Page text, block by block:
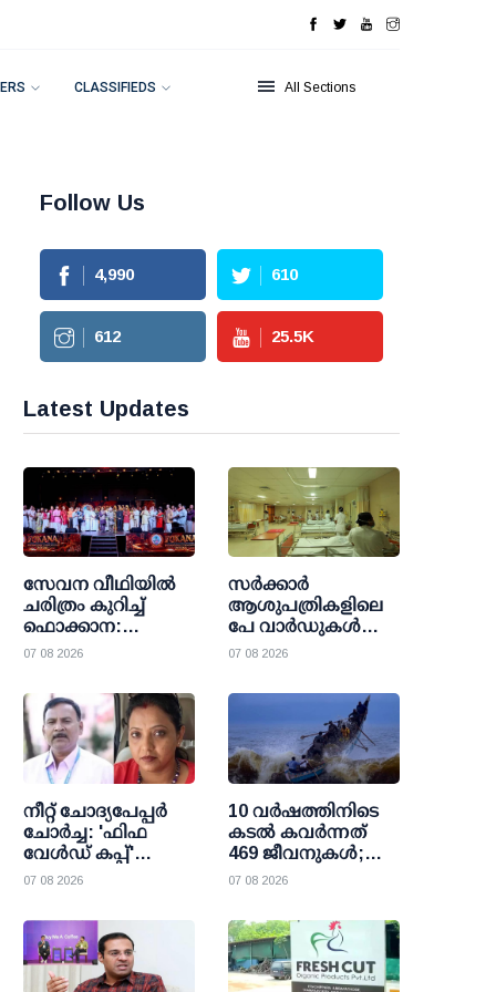
CLASSIFIEDS All Sections
Follow Us
4,990 610
612 25.5K
Latest Updates
സേവന വീഥിയില്‍
ചരിത്രം കുറിച്ച്
ഫൊക്കാന:
കല്‍ഹാരിയില്‍
പുതിയ പ്രഭാതം
07 08 2026
സര്‍ക്കാര്‍
ആശുപത്രികളിലെ
പേ വാര്‍ഡുകള്‍
ഇനി എല്ലാവര്‍ക്കും;
ഒഴിവാക്കി
07 08 2026
നീറ്റ് ചോദ്യപേപ്പര്‍
ചോര്‍ച്ച: 'ഫിഫ
വേള്‍ഡ് കപ്പ്'
വാട്സാപ്പ് ഗ്രൂപ്പ്
ഞെട്ടിക്കുന്ന
വിവരങ്ങള്‍
പുറത്തുവിട്ട്
സി.ബി.ഐ
07 08 2026
10 വര്‍ഷത്തിനിടെ
കടല്‍ കവര്‍ന്നത്
469 ജീവനുകള്‍;
47000 ത്തിലധികം
രക്ഷാകരമേകി
മറൈന്‍ ഫിഷറീസ്
07 08 2026